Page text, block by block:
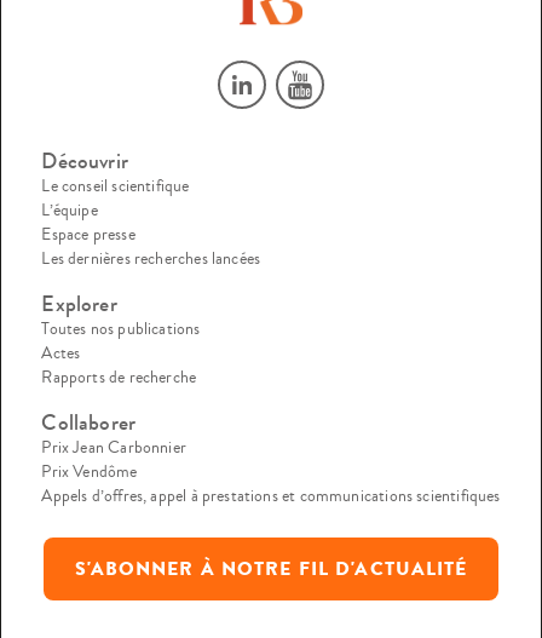
Découvrir
Le conseil scientifique
L’équipe
Espace presse
Les dernières recherches lancées
Explorer
Toutes nos publications
Actes
Rapports de recherche
Collaborer
Prix Jean Carbonnier
Prix Vendôme
Appels d’offres, appel à prestations et communications scientifiques
S'ABONNER À NOTRE FIL D'ACTUALITÉ